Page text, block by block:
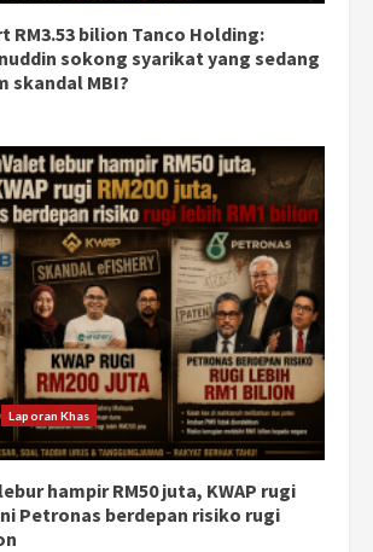
RM3.53 bilion Tanco Holding:
sokong syarikat yang sedang
skandal MBI?
Laporan Khas
hampir RM50 juta, KWAP rugi
Petronas berdepan risiko rugi